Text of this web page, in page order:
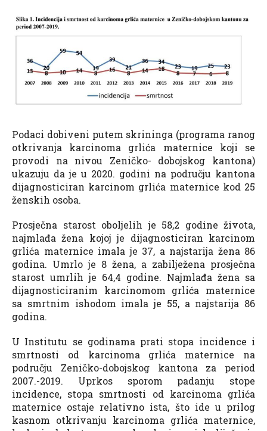
Podaci dobiveni putem skrininga (programa ranog
otkrivanja karcinoma grlića maternice koji se
provodi na nivou Zeničko- dobojskog kantona)
ukazuju da je u 2020. godini na području kantona
dijagnosticiran karcinom grlića maternice kod 25
ženskih osoba.
Prosječna starost oboljelih je 58,2 godine života,
najmlađa žena kojoj je dijagnosticiran karcinom
grlića maternice imala je 37, a najstarija žena 86
godina. Umrlo je 8 žena, a zabilježena prosječna
starost umrlih je 64,4 godine. Najmlađa žena sa
dijagnosticiranim karcinomom grlića maternice
sa smrtnim ishodom imala je 55, a najstarija 86
godina.
U Institutu se godinama prati stopa incidence i
smrtnosti od karcinoma grlića maternice na
području Zeničko-dobojskog kantona za period
2007.-2019. Uprkos sporom padanju stope
incidence, stopa smrtnosti od karcinoma grlića
maternice ostaje relativno ista, što ide u prilog
kasnom otkrivanju karcinoma grlića maternice,